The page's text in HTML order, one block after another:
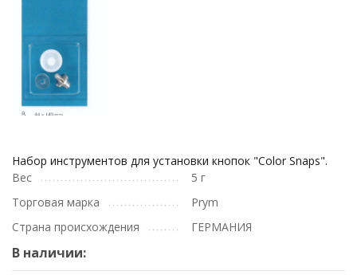
Набор инструментов для установки кнопок "Color Snaps".
Вес
5 г
Торговая марка
Prym
Страна происхождения
ГЕРМАНИЯ
В наличии: